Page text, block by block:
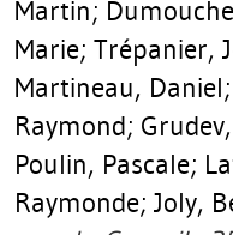
Martin;
Marie; Trépanier,
Martineau, Daniel
Raymond;
Poulin, Pascale;
Raymonde; Joly,